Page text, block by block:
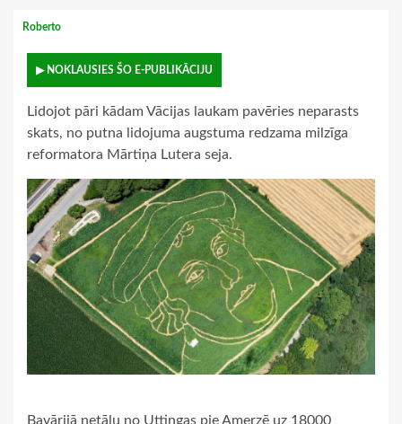
Roberto
▶ NOKLAUSIES ŠO E-PUBLIKĀCIJU
Lidojot pāri kādam Vācijas laukam pavēries neparasts
skats, no putna lidojuma augstuma redzama milzīga
reformatora Mārtiņa Lutera seja.
Bavārijā netālu no Uttingas pie Amerzē uz 18000